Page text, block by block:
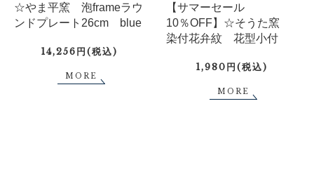
☆やま平窯 泡frameラウ
ンドプレート26cm blue
14,256円(税込)
MORE
【サマーセール
10％OFF】☆そうた窯
染付花弁紋 花型小付
1,980円(税込)
MORE